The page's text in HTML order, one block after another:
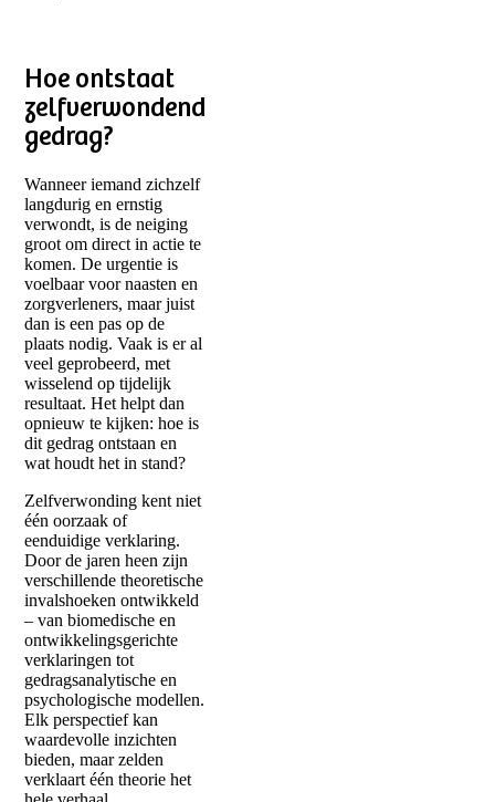
Hoe ontstaat
zelfverwondend
gedrag?
Wanneer iemand zichzelf
langdurig en ernstig
verwondt, is de neiging
groot om direct in actie te
komen. De urgentie is
voelbaar voor naasten en
zorgverleners, maar juist
dan is een pas op de
plaats nodig. Vaak is er al
veel geprobeerd, met
wisselend op tijdelijk
resultaat. Het helpt dan
opnieuw te kijken: hoe is
dit gedrag ontstaan en
wat houdt het in stand?
Zelfverwonding kent niet
één oorzaak of
eenduidige verklaring.
Door de jaren heen zijn
verschillende theoretische
invalshoeken ontwikkeld
– van biomedische en
ontwikkelingsgerichte
verklaringen tot
gedragsanalytische en
psychologische modellen.
Elk perspectief kan
waardevolle inzichten
bieden, maar zelden
verklaart één theorie het